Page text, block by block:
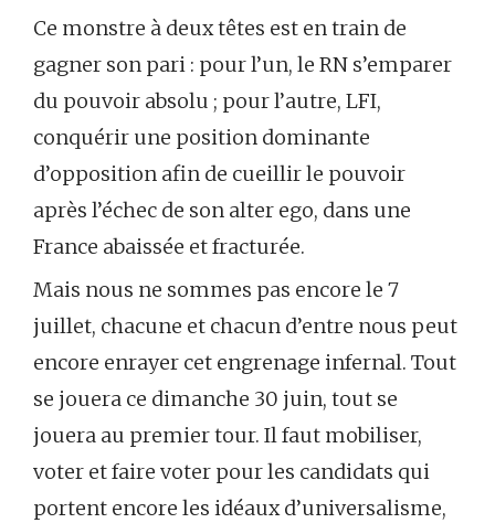
Ce monstre à deux têtes est en train de
gagner son pari : pour l’un, le RN s’emparer
du pouvoir absolu ; pour l’autre, LFI,
conquérir une position dominante
d’opposition afin de cueillir le pouvoir
après l’échec de son alter ego, dans une
France abaissée et fracturée.
Mais nous ne sommes pas encore le 7
juillet, chacune et chacun d’entre nous peut
encore enrayer cet engrenage infernal. Tout
se jouera ce dimanche 30 juin, tout se
jouera au premier tour. Il faut mobiliser,
voter et faire voter pour les candidats qui
portent encore les idéaux d’universalisme,